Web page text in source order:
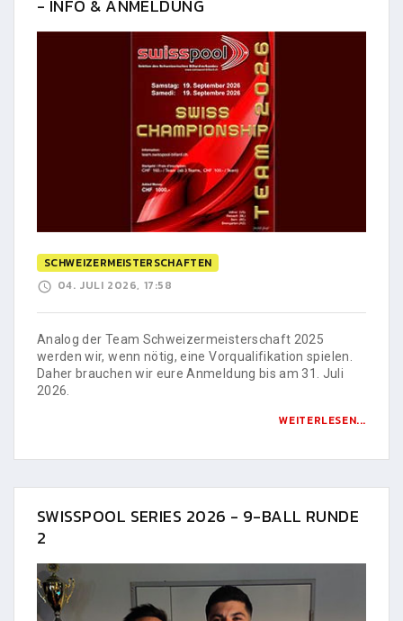
- INFO & ANMELDUNG
SCHWEIZERMEISTERSCHAFTEN
04. JULI 2026, 17:58
Analog der Team Schweizermeisterschaft 2025
werden wir, wenn nötig, eine Vorqualifikation spielen.
Daher brauchen wir eure Anmeldung bis am 31. Juli
2026.
WEITERLESEN...
SWISSPOOL SERIES 2026 - 9-BALL RUNDE
2